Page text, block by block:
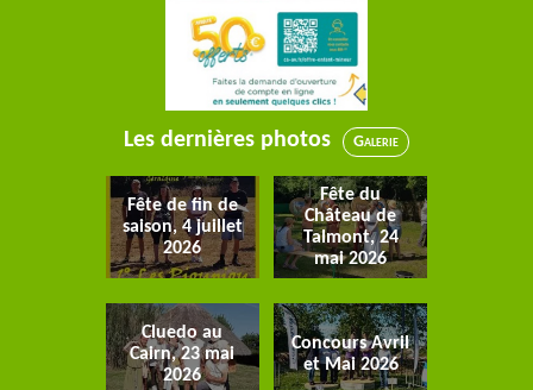
Les dernières photos Galerie
Fête de fin de
saison, 4 juillet
2026
Fête du
Château de
Talmont, 24
mai 2026
Cluedo au
Cairn, 23 mai
2026
Concours Avril
et Mai 2026